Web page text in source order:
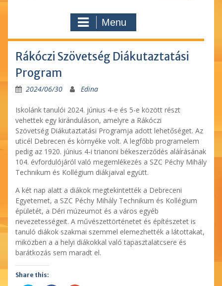
Menu
Rákóczi Szövetség Diákutaztatási
Program
2024/06/30 Edina
Iskolánk tanulói 2024. június 4-e és 5-e között részt
vehettek egy kiránduláson, amelyre a Rákóczi
Szövetség Diákutaztatási Programja adott lehetőséget. Az
uticél Debrecen és környéke volt. A legfőbb programelem
pedig az 1920. június 4-i trianoni békeszerződés aláírásának
104. évfordulójáról való megemlékezés a SZC Péchy Mihály
Technikum és Kollégium diákjaival együtt.
A két nap alatt a diákok megtekintették a Debreceni
Egyetemet, a SZC Péchy Mihály Technikum és Kollégium
épületét, a Déri múzeumot és a város egyéb
nevezetességeit. A művészettörténetet és építészetet is
tanuló diákok szakmai szemmel elemezhették a látottakat,
miközben a a helyi diákokkal való tapasztalatcsere és
barátkozás sem maradt el.
Share this: